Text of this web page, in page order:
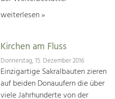
weiterlesen »
Kirchen am Fluss
Donnerstag, 15. Dezember 2016
Einzigartige Sakralbauten zieren
auf beiden Donauufern die über
viele Jahrhunderte von der